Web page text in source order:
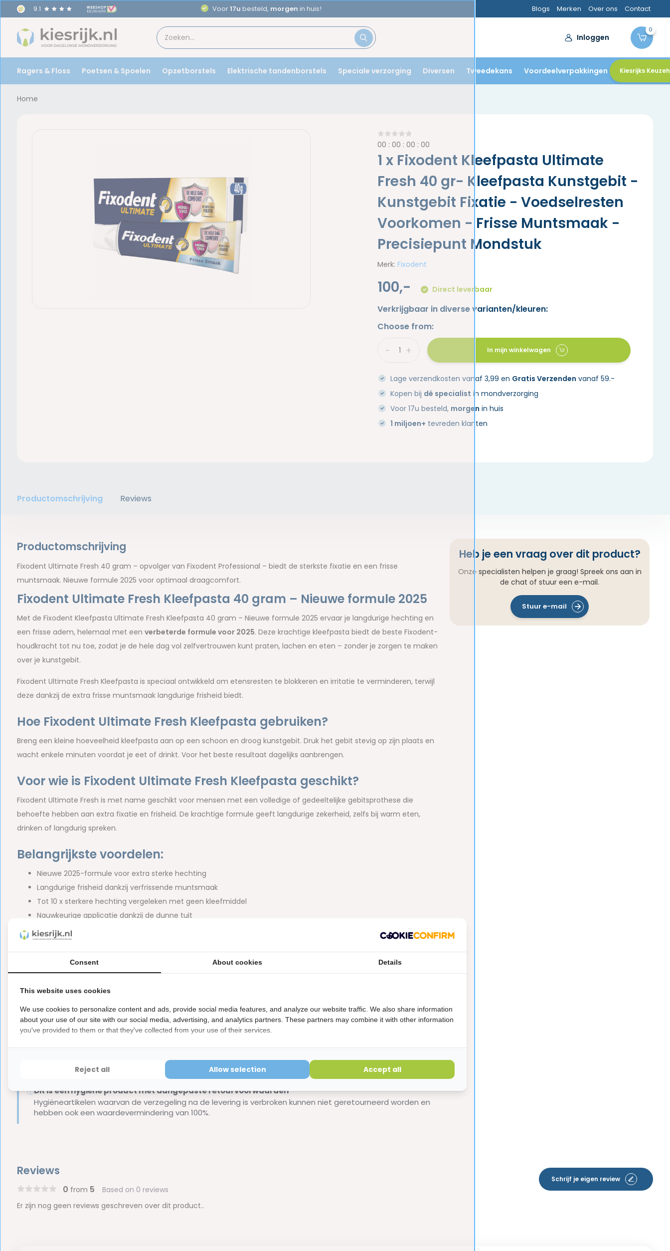
9.1 Aanbevolen door Blogs Merken Over ons Contact
Inloggen
0
Ragers & Floss Poetsen & Spoelen Opzetborstels Elektrische tandenborstels Speciale verzorging Diversen Tweedekans Voordeelverpakkingen Kiesrijks
Home
00 :00 :00 :00
1 x Fixodent Kleefpasta Ultimate
Fresh 40 gr- Kleefpasta Kunstgebit -
Kunstgebit Fixatie - Voedselresten
Voorkomen - Frisse Muntsmaak -
Precisiepunt Mondstuk
Merk: Fixodent
100,- Direct leverbaar
Verkrijgbaar in diverse varianten/kleuren:
Choose from:
+
- In mijn winkelwagen
Lage verzendkosten vanaf 3,99 en Gratis Verzenden vanaf 59.-
Kopen bij dé specialist in mondverzorging
Voor 17u besteld, morgen in huis
1 miljoen+ tevreden klanten
Productomschrijving Reviews
Productomschrijving
Fixodent Ultimate Fresh 40 gram – opvolger van Fixodent Professional – biedt de sterkste fixatie en een frisse
muntsmaak. Nieuwe formule 2025 voor optimaal draagcomfort.
Fixodent Ultimate Fresh Kleefpasta 40 gram – Nieuwe formule 2025
Met de Fixodent Kleefpasta Ultimate Fresh Kleefpasta 40 gram – Nieuwe formule 2025 ervaar je langdurige hechting en
een frisse adem, helemaal met een verbeterde formule voor 2025. Deze krachtige kleefpasta biedt de beste Fixodent-
houdkracht tot nu toe, zodat je de hele dag vol zelfvertrouwen kunt praten, lachen en eten – zonder je zorgen te maken
over je kunstgebit.
Fixodent Ultimate Fresh Kleefpasta is speciaal ontwikkeld om etensresten te blokkeren en irritatie te verminderen, terwijl
deze dankzij de extra frisse muntsmaak langdurige frisheid biedt.
Hoe Fixodent Ultimate Fresh Kleefpasta gebruiken?
Breng een kleine hoeveelheid kleefpasta aan op een schoon en droog kunstgebit. Druk het gebit stevig op zijn plaats en
wacht enkele minuten voordat je eet of drinkt. Voor het beste resultaat dagelijks aanbrengen.
Voor wie is Fixodent Ultimate Fresh Kleefpasta geschikt?
Fixodent Ultimate Fresh is met name geschikt voor mensen met een volledige of gedeeltelijke gebitsprothese die
behoefte hebben aan extra fixatie en frisheid. De krachtige formule geeft langdurige zekerheid, zelfs bij warm eten,
drinken of langdurig spreken.
Belangrijkste voordelen:
Nieuwe 2025-formule voor extra sterke hechting
Langdurige frisheid dankzij verfrissende muntsmaak
Tot 10 x sterkere hechting vergeleken met geen kleefmiddel
Nauwkeurige applicatie dankzij de dunne tuit
Comfortabel & veilig voor dagelijks gebruik
Ingrediënten van de Fixodent Kleefpasta
Calcium/Zinc PVM/MA Copolymer (33%), Paraffinum Liquidum, Cellulose Gum (20%), Petrolatum, Silica, Aroma, CI 14720,
Menthol, CI 16185, Limonene.
Inhoud van de verpakking:
ⓘDit is een hygiëne product met aangepaste retourvoorwaarden
Hygiëneartikelen waarvan de verzegeling na de levering is verbroken kunnen niet geretourneerd worden en
hebben ook een waardevermindering van 100%.
Heb je een vraag over dit product?
Onze specialisten helpen je graag! Spreek ons aan in
de chat of stuur een e-mail.
Stuur e-mail
Reviews
0 from 5 Based on 0 reviews
Schrijf je eigen review
Er zijn nog geen reviews geschreven over dit product..
Consent About cookies Details
This website uses cookies
We use cookies to personalize content and ads, provide social media features, and analyze our website traffic. We also share information
about your use of our site with our social media, advertising, and analytics partners. These partners may combine it with other information
you've provided to them or that they've collected from your use of their services.
Reject all Allow selection Accept all